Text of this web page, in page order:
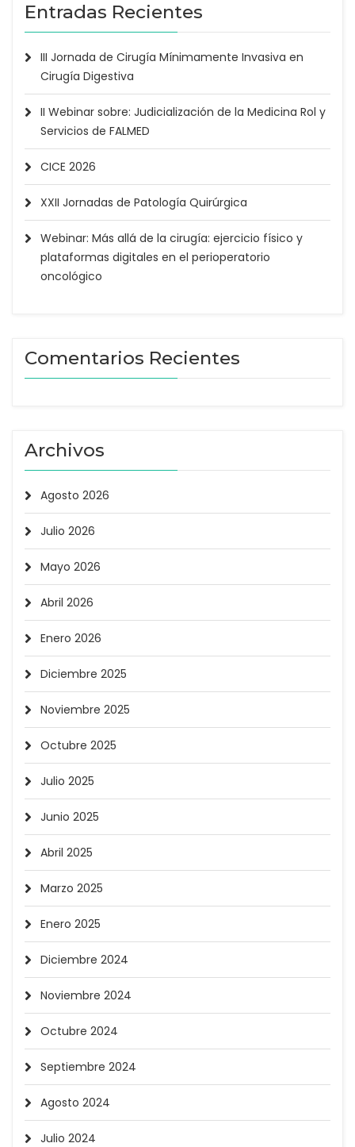
Entradas Recientes
III Jornada de Cirugía Mínimamente Invasiva en
Cirugía Digestiva
II Webinar sobre: Judicialización de la Medicina Rol y
Servicios de FALMED
CICE 2026
XXII Jornadas de Patología Quirúrgica
Webinar: Más allá de la cirugía: ejercicio físico y
plataformas digitales en el perioperatorio
oncológico
Comentarios Recientes
Archivos
Agosto 2026
Julio 2026
Mayo 2026
Abril 2026
Enero 2026
Diciembre 2025
Noviembre 2025
Octubre 2025
Julio 2025
Junio 2025
Abril 2025
Marzo 2025
Enero 2025
Diciembre 2024
Noviembre 2024
Octubre 2024
Septiembre 2024
Agosto 2024
Julio 2024